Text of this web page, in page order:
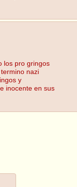
los pro gringos
nazi
y
inocente en sus